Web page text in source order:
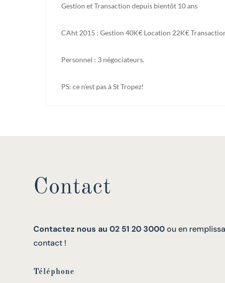
Gestion et Transaction depuis bientôt 10 ans
CAht 2015 : Gestion 40K€ Location 22K€
Personnel : 3 négociateurs.
PS: ce n'est pas à St Tropez!
Contact
Contactez nous au 02 51 20 3000ou en
contact !
Téléphone